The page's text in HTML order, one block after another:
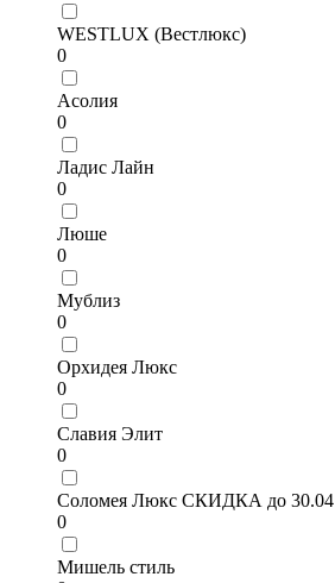
WESTLUX (Вестлюкс)
0
Асолия
0
Ладис Лайн
0
Люше
0
Мублиз
0
Орхидея Люкс
0
Славия Элит
0
Соломея Люкс СКИДКА до 30.04
0
Мишель стиль